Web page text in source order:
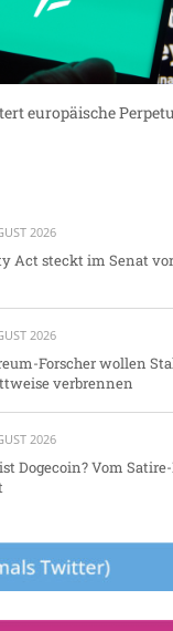
europäische
2026
Act steckt im Senat
2026
Forscher wollen
verbrennen
2026
Dogecoin? Vom